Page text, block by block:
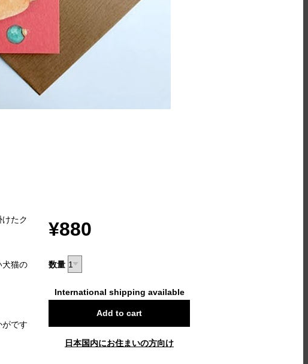
たク
犬猫の
です
¥880
数量
International shipping available
Add to cart
日本国内にお住まいの方向け